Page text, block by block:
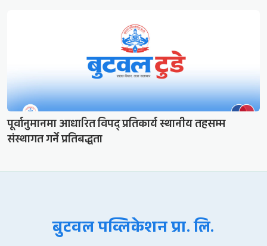
पूर्वानुमानमा आधारित विपद् प्रतिकार्य स्थानीय तहसम्म
संस्थागत गर्ने प्रतिबद्धता
बुटवल पव्लिकेशन प्रा. लि.